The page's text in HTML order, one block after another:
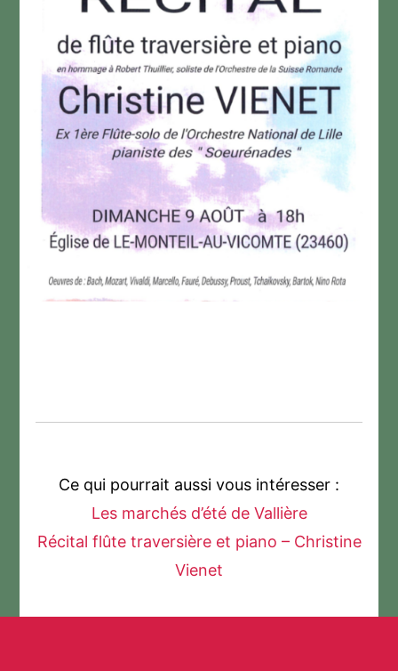
Ce qui pourrait aussi vous intéresser :
Les marchés d’été de Vallière
Récital flûte traversière et piano – Christine
Vienet